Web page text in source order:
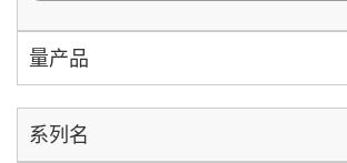
量产品
系列名